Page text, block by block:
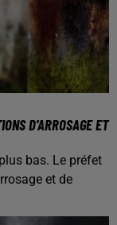
D'ARROSAGE ET
bas. Le préfet
et de